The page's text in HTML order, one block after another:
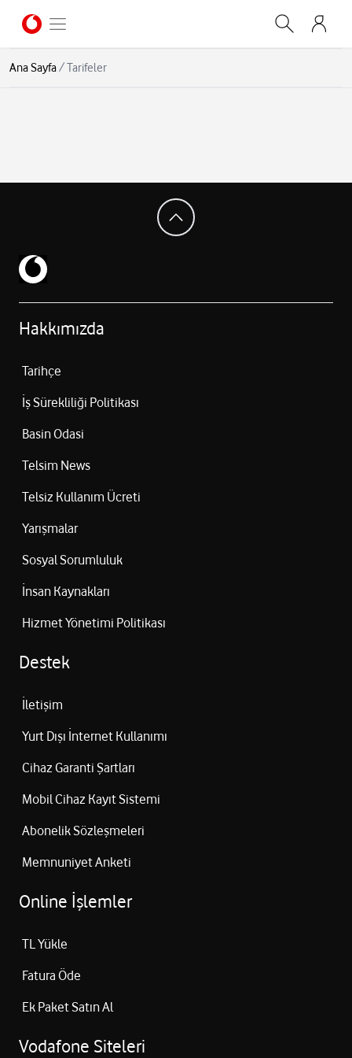
Ana Sayfa/Tarifeler
Hakkımızda
Tarihçe
İş Sürekliliği Politikası
Basin Odasi
Telsim News
Telsiz Kullanım Ücreti
Yarışmalar
Sosyal Sorumluluk
İnsan Kaynakları
Hizmet Yönetimi Politikası
Destek
İletişim
Yurt Dışı İnternet Kullanımı
Cihaz Garanti Şartları
Mobil Cihaz Kayıt Sistemi
Abonelik Sözleşmeleri
Memnuniyet Anketi
Online İşlemler
TL Yükle
Fatura Öde
Ek Paket Satın Al
Vodafone Siteleri